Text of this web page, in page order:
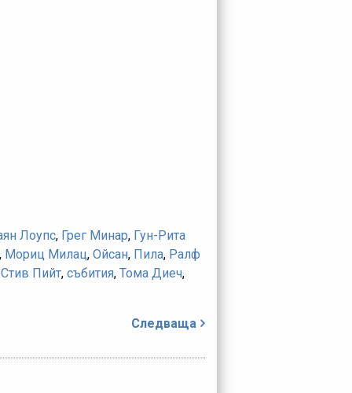
Лоупс, Грег Минар, Гун-Рита
, Мориц Милац, Ойсан, Пила, Ралф
Стив Пийт, събития, Тома Диеч,
Следваща